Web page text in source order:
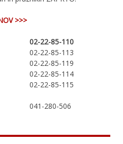
>>>
02-22-85-110
02-22-85-113
02-22-85-119
02-22-85-114
02-22-85-115
041-280-506